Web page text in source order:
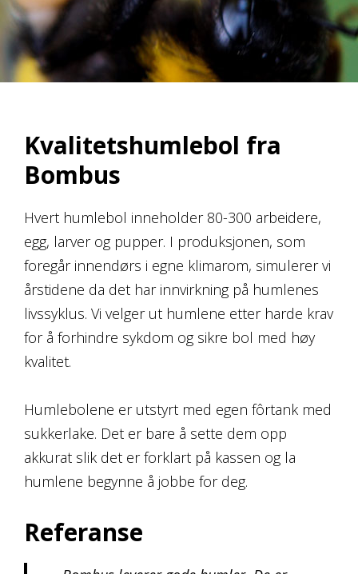
Kvalitetshumlebol fra
Bombus
Hvert humlebol inneholder 80-300 arbeidere,
egg, larver og pupper. I produksjonen, som
foregår innendørs i egne klimarom, simulerer vi
årstidene da det har innvirkning på humlenes
livssyklus. Vi velger ut humlene etter harde krav
for å forhindre sykdom og sikre bol med høy
kvalitet.
Humlebolene er utstyrt med egen fôrtank med
sukkerlake. Det er bare å sette dem opp
akkurat slik det er forklart på kassen og la
humlene begynne å jobbe for deg.
Referanse